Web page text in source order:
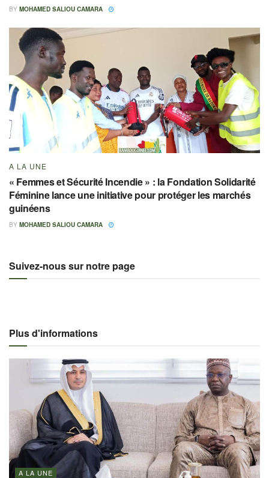
BY MOHAMED SALIOU CAMARA
A LA UNE
« Femmes et Sécurité Incendie » : la Fondation Solidarité
Féminine lance une initiative pour protéger les marchés
guinéens
BY MOHAMED SALIOU CAMARA
Suivez-nous sur notre page
Plus d'informations
A LA UNE